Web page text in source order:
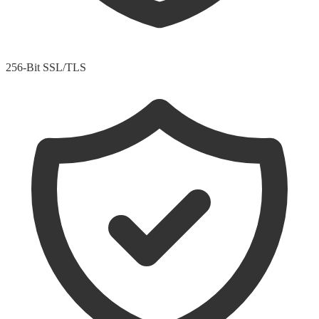
256-Bit SSL/TLS